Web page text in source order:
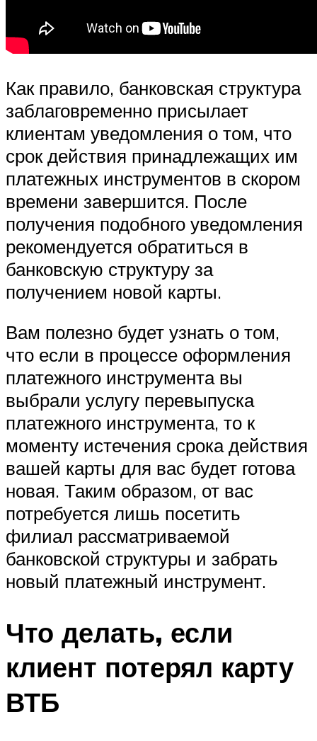
Как правило, банковская структура
заблаговременно присылает
клиентам уведомления о том, что
срок действия принадлежащих им
платежных инструментов в скором
времени завершится. После
получения подобного уведомления
рекомендуется обратиться в
банковскую структуру за
получением новой карты.
Вам полезно будет узнать о том,
что если в процессе оформления
платежного инструмента вы
выбрали услугу перевыпуска
платежного инструмента, то к
моменту истечения срока действия
вашей карты для вас будет готова
новая. Таким образом, от вас
потребуется лишь посетить
филиал рассматриваемой
банковской структуры и забрать
новый платежный инструмент.
Что делать, если
клиент потерял карту
ВТБ